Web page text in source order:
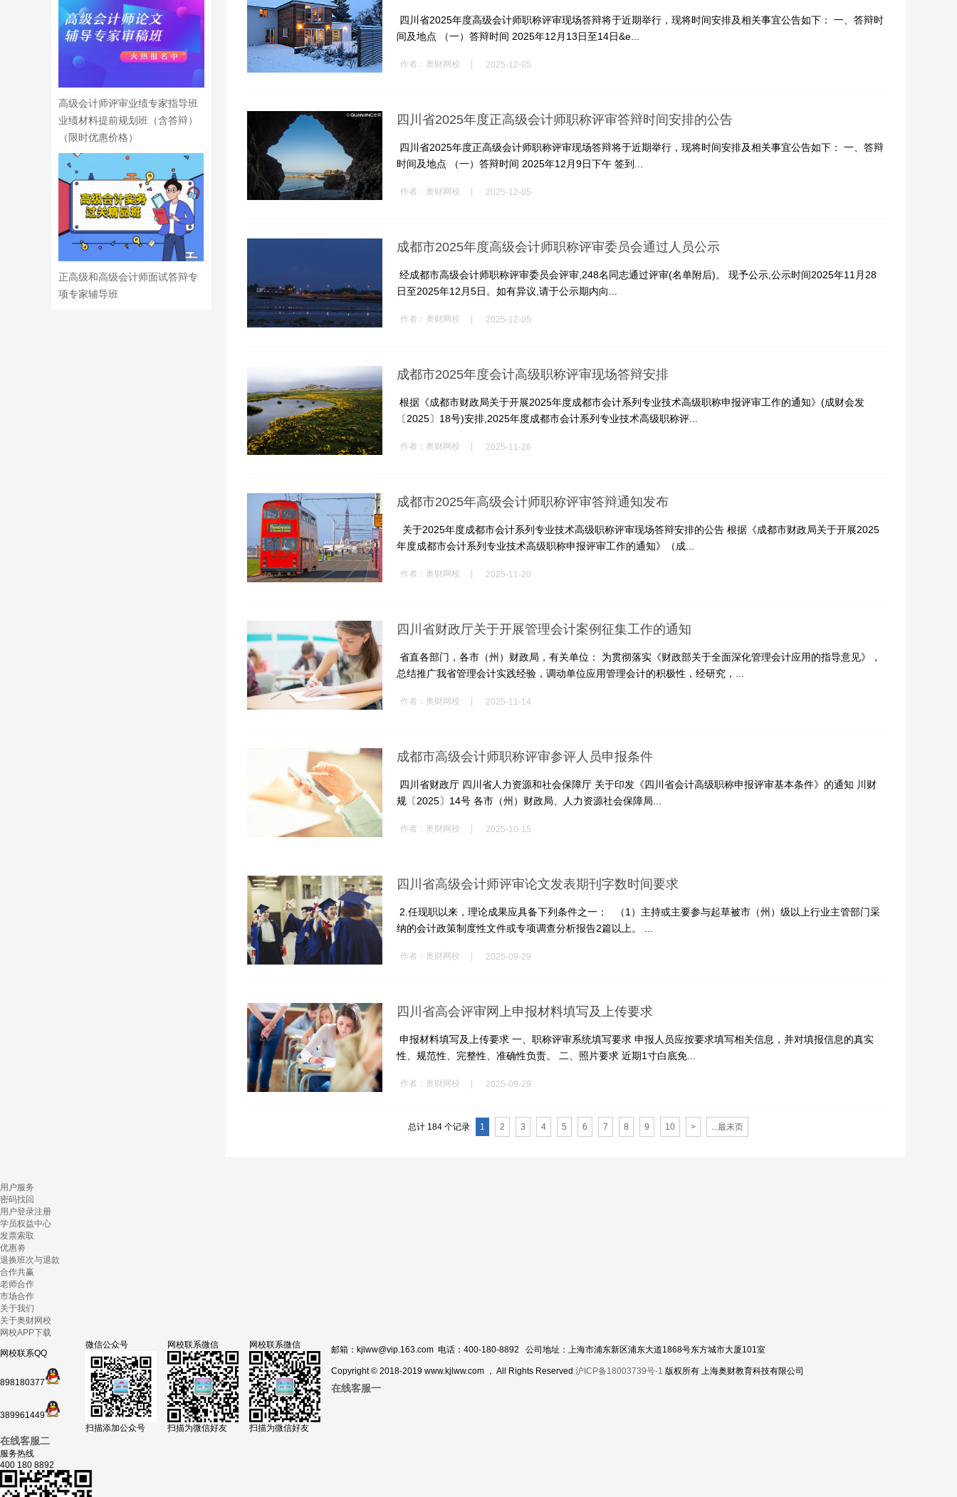
高级会计师评审业绩专家指导班
业绩材料提前规划班（含答辩）
（限时优惠价格）
正高级和高级会计师面试答辩专
项专家辅导班
四川省2025年度高级会计师职称评审现场答辩将于近期举行，现将时间安排及相关事宜公告如下： 一、答辩时
间及地点 （一）答辩时间 2025年12月13日至14日&e...
作者： 奥财网校 | 2025-12-05
四川省2025年度正高级会计师职称评审答辩时间安排的公告
四川省2025年度正高级会计师职称评审现场答辩将于近期举行，现将时间安排及相关事宜公告如下： 一、答辩
时间及地点 （一）答辩时间 2025年12月9日下午 签到...
作者： 奥财网校 | 2025-12-05
成都市2025年度高级会计师职称评审委员会通过人员公示
经成都市高级会计师职称评审委员会评审,248名同志通过评审(名单附后)。 现予公示,公示时间2025年11月28
日至2025年12月5日。如有异议,请于公示期内向...
作者： 奥财网校 | 2025-12-05
成都市2025年度会计高级职称评审现场答辩安排
根据《成都市财政局关于开展2025年度成都市会计系列专业技术高级职称申报评审工作的通知》(成财会发
〔2025〕18号)安排,2025年度成都市会计系列专业技术高级职称评...
作者： 奥财网校 | 2025-11-26
成都市2025年高级会计师职称评审答辩通知发布
关于2025年度成都市会计系列专业技术高级职称评审现场答辩安排的公告 根据《成都市财政局关于开展2025
年度成都市会计系列专业技术高级职称申报评审工作的通知》（成...
作者： 奥财网校 | 2025-11-20
四川省财政厅关于开展管理会计案例征集工作的通知
省直各部门，各市（州）财政局，有关单位： 为贯彻落实《财政部关于全面深化管理会计应用的指导意见》，
总结推广我省管理会计实践经验，调动单位应用管理会计的积极性，经研究，...
作者： 奥财网校 | 2025-11-14
成都市高级会计师职称评审参评人员申报条件
四川省财政厅 四川省人力资源和社会保障厅 关于印发《四川省会计高级职称申报评审基本条件》的通知 川财
规〔2025〕14号 各市（州）财政局、人力资源社会保障局...
作者： 奥财网校 | 2025-10-15
四川省高级会计师评审论文发表期刊字数时间要求
2.任现职以来，理论成果应具备下列条件之一： （1）主持或主要参与起草被市（州）级以上行业主管部门采
纳的会计政策制度性文件或专项调查分析报告2篇以上。 ...
作者： 奥财网校 | 2025-09-29
四川省高会评审网上申报材料填写及上传要求
申报材料填写及上传要求 一、职称评审系统填写要求 申报人员应按要求填写相关信息，并对填报信息的真实
性、规范性、完整性、准确性负责。 二、照片要求 近期1寸白底免...
作者： 奥财网校 | 2025-09-29
总计 184 个记录 1 2 3 4 5 6 7 8 9 10 > ...最末页
用户服务
密码找回
用户登录注册
学员权益中心
发票索取
优惠劵
退换班次与退款
合作共赢
老师合作
市场合作
关于我们
关于奥财网校
网校APP下载
网校联系QQ
898180377
389961449
微信公众号
扫描添加公众号
网校联系微信
扫描为微信好友
网校联系微信
扫描为微信好友
邮箱：kjlww@vip.163.com 电话：400-180-8892 公司地址：上海市浦东新区浦东大道1868号东方城市大厦101室
Copyright © 2018-2019 www.kjlww.com ， All Rights Reserved 沪ICP备18003739号-1 版权所有 上海奥财教育科技有限公司
在线客服一
在线客服二
服务热线
400 180 8892